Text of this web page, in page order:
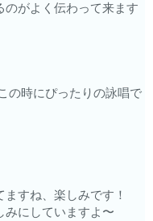
のがよく伝わって来ます
の時にぴったりの詠唱で
すね、楽しみです！
みにしていますよ〜